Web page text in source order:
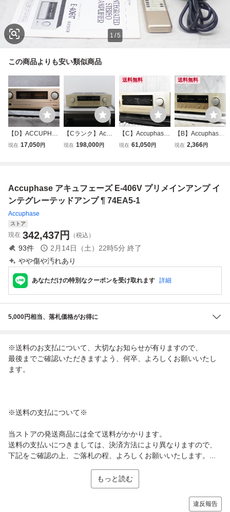
1 /5
この商品よりも安い類似商品
【D】ACCUPHA
SE E-305 プリメ
現在 17,050円
【Cランク】Accu
phase E-211 プリ
現在 198,000円
送料無料
【C】Accuphase
E-408 プリメイン
現在 61,050円
送料無料
【B】Accuphase
E-211 プリメイン
現在 2,366円
Accuphase アキュフェーズ E-406V プリメインアンプ イ
ンテグレーテッドアンプ ¶ 74EA5-1
Accuphase
ストア
現在 342,437円 （税込）
93件 2月14日（土）22時5分 終了
やや傷や汚れあり
あなただけの特別なクーポンを受け取れます 詳細
5,000円相当、落札価格がお得に
※送料のお支払について、大切なお知らせが有りますので、
最後までご確認いただきますよう、何卒、よろしくお願いいたし
ます。
※送料の支払について※
当ストアの発送商品には全て送料がかかります。
送料の支払いにつきましては、決済方法により異なりますので、
下記をご確認の上、ご落札の程、よろしくお願いいたします。...
もっと読む
違反報告